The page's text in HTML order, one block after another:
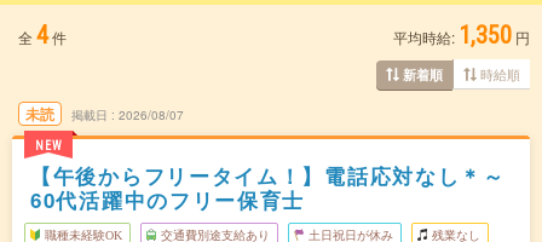
全 4件 平均時給: 1,350 円
新着順 時給順
未読
NEW
掲載日 2026/08/07
【午後からフリータイム！】電話応対なし＊～
60代活躍中のフリー保育士
職種未経験OK 交通費別途支給あり 土日祝日が休み 残業なし